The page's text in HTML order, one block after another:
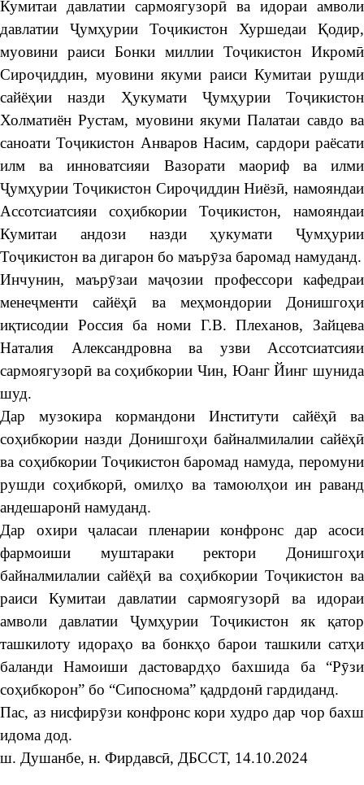
Кумитаи давлатии сармоягузорӣ ва идораи амволи
давлатии Ҷумҳурии Тоҷикистон Хуршедаи Қодир,
муовини раиси Бонки миллии Тоҷикистон Икромӣ
Сироҷиддин, муовини якуми раиси Кумитаи рушди
сайёҳии назди Ҳукумати Ҷумҳурии Тоҷикистон
Холматиён Рустам, муовини якуми Палатаи савдо ва
саноати Тоҷикистон Анваров Насим, сардори раёсати
илм ва инноватсияи Вазорати маориф ва илми
Ҷумҳурии Тоҷикистон Сироҷиддин Ниёзӣ, намояндаи
Ассотсиатсияи соҳибкории Тоҷикистон, намояндаи
Кумитаи андози назди ҳукумати Ҷумҳурии
Тоҷикистон ва дигарон бо маърӯза баромад намуданд.
Инчунин, маърӯзаи маҷозии профессори кафедраи
менеҷменти сайёҳӣ ва меҳмондории Донишгоҳи
иқтисодии Россия ба номи Г.В. Плеханов, Зайцева
Наталия Александровна ва узви Ассотсиатсияи
сармоягузорӣ ва соҳибкории Чин, Юанг Йинг шунида
шуд.
Дар музокира кормандони Институти сайёҳӣ ва
соҳибкории назди Донишгоҳи байналмилалии сайёҳӣ
ва соҳибкории Тоҷикистон баромад намуда, перомуни
рушди соҳибкорӣ, омилҳо ва тамоюлҳои ин раванд
андешаронӣ намуданд.
Дар охири ҷаласаи пленарии конфронс дар асоси
фармоиши муштараки ректори Донишгоҳи
байналмилалии сайёҳӣ ва соҳибкории Тоҷикистон ва
раиси Кумитаи давлатии сармоягузорӣ ва идораи
амволи давлатии Ҷумҳурии Тоҷикистон як қатор
ташкилоту идораҳо ва бонкҳо барои ташкили сатҳи
баланди Намоиши дастовардҳо бахшида ба “Рӯзи
соҳибкорон” бо “Сипоснома” қадрдонӣ гардиданд.
Пас, аз нисфирӯзи конфронс кори худро дар чор бахш
идома дод.
ш. Душанбе, н. Фирдавсӣ, ДБССТ, 14.10.2024